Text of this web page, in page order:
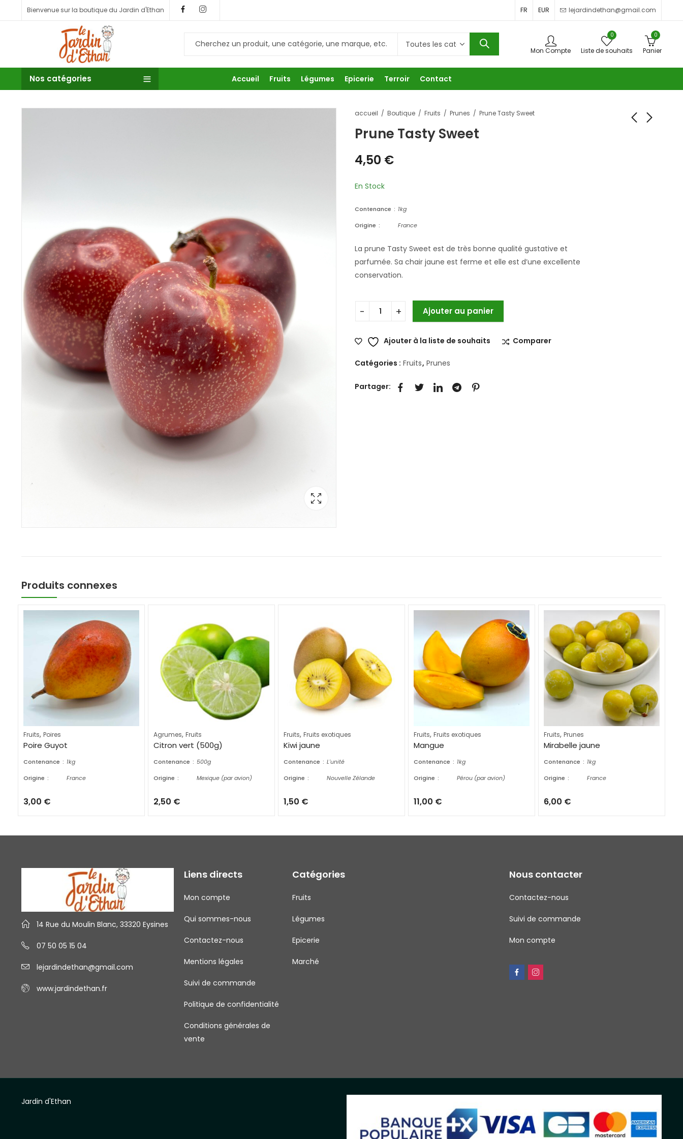
Bienvenue sur la boutique du Jardin d'Ethan FR EUR lejardindethan@gmail.com
Mon Compte
0
Liste de souhaits
0
Panier
Nos catégories Accueil Fruits Légumes Epicerie Terroir Contact
accueil Boutique Fruits Prunes Prune Tasty Sweet
Prune Tasty Sweet
4,50 €
En Stock
Contenance
1kg
Origine
France
La prune Tasty Sweet est de très bonne qualité gustative et
parfumée. Sa chair jaune est ferme et elle est d’une excellente
conservation.
Ajouter au panier
Ajouter à la liste de souhaits Comparer
Catégories : Fruits, Prunes
Partager:
Produits connexes
Fruits, Poires
Poire Guyot
Contenance
1kg
Origine
France
3,00 €
Agrumes, Fruits
Citron vert (500g)
Contenance
500g
Origine
Mexique (par avion)
2,50 €
Fruits, Fruits exotiques
Kiwi jaune
Contenance
L'unité
Origine
Nouvelle Zélande
1,50 €
Fruits, Fruits exotiques
Mangue
Contenance
1kg
Origine
Pérou (par avion)
11,00 €
Fruits, Prunes
Mirabelle jaune
Contenance
1kg
Origine
France
6,00 €
14 Rue du Moulin Blanc, 33320 Eysines
07 50 05 15 04
lejardindethan@gmail.com
www.jardindethan.fr
Liens directs
Mon compte
Qui sommes-nous
Contactez-nous
Mentions légales
Suivi de commande
Politique de confidentialité
Conditions générales de
vente
Catégories
Fruits
Légumes
Epicerie
Marché
Nous contacter
Contactez-nous
Suivi de commande
Mon compte
Jardin d'Ethan